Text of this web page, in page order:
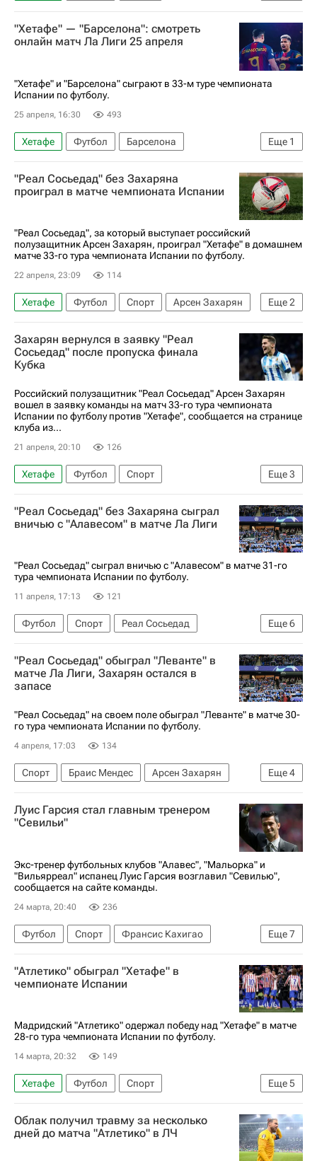
Маркус Рэшфорд Барселона
Реал Мадрид
Чемпионат Испании по футболу
"Хетафе" — "Барселона": смотреть
онлайн матч Ла Лиги 25 апреля
"Хетафе" и "Барселона" сыграют в 33-м туре чемпионата
Испании по футболу.
25 апреля, 16:30 493
Еще 1
Хетафе Футбол
Барселона
Чемпионат Испании по футболу
"Реал Сосьедад" без Захаряна
проиграл в матче чемпионата Испании
"Реал Сосьедад", за который выступает российский
полузащитник Арсен Захарян, проиграл "Хетафе" в домашнем
матче 33-го тура чемпионата Испании по футболу.
22 апреля, 23:09 114
Еще2
Хетафе Футбол Спорт
Арсен Захарян
Реал Сосьедад
Чемпионат Испании по футболу
Захарян вернулся в заявку "Реал
Сосьедад" после пропуска финала
Кубка
Российский полузащитник "Реал Сосьедад" Арсен Захарян
вошел в заявку команды на матч 33-го тура чемпионата
Испании по футболу против "Хетафе", сообщается на странице
клуба из...
21 апреля, 20:10 126
Еще3
Хетафе Футбол
Спорт
Чемпионат Испании по футболу
Арсен Захарян
Реал Сосьедад
"Реал Сосьедад" без Захаряна сыграл
вничью с "Алавесом" в матче Ла Лиги
"Реал Сосьедад" сыграл вничью с "Алавесом" в матче 31-го
тура чемпионата Испании по футболу.
11 апреля, 17:13 121
Еще6
Футбол Спорт
Реал Сосьедад
Лука Сучич
Лукас Бойе
Антонио Сивера
Реал Мадрид
Алавес
Чемпионат Испании по футболу
"Реал Сосьедад" обыграл "Леванте" в
матче Ла Лиги, Захарян остался в
запасе
"Реал Сосьедад" на своем поле обыграл "Леванте" в матче 30-
го тура чемпионата Испании по футболу.
4 апреля, 17:03 134
Еще4
Спорт Браис Мендес
Арсен Захарян
Реал Сосьедад
Леванте
Алавес
Чемпионат Испании по футболу
Луис Гарсия стал главным тренером
"Севильи"
Экс-тренер футбольных клубов "Алавес", "Мальорка" и
"Вильярреал" испанец Луис Гарсия возглавил "Севилью",
сообщается на сайте команды.
24 марта, 20:40 236
Еще7
Футбол Спорт
Франсис Кахигао
Карлос Карседо
Аль-Шабаб
Луис Гарсия
Севилья
Алавес
Мальорка
"Атлетико" обыграл "Хетафе" в
чемпионате Испании
Мадридский "Атлетико" одержал победу над "Хетафе" в матче
28-го тура чемпионата Испании по футболу.
14 марта, 20:32 149
Еще5
Хетафе Футбол
Спорт
Чемпионат Испании по футболу
Науэль Молина
Атлетико (Мадрид)
Облак получил травму за несколько
дней до матча "Атлетико" в ЛЧ